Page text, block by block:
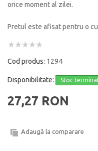
orice moment al zilei.
Pretul este afisat pentru o
Cod produs: 1294
Disponibilitate: Stoc
27,27 RON
Adaugă la comparare